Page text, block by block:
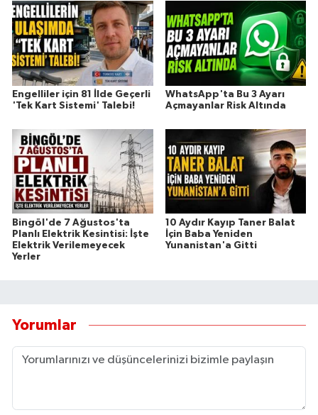
Engelliler için 81 İlde Geçerli
'Tek Kart Sistemi' Talebi!
WhatsApp'ta Bu 3 Ayarı
Açmayanlar Risk Altında
Bingöl'de 7 Ağustos'ta
Planlı Elektrik Kesintisi: İşte
Elektrik Verilemeyecek
Yerler
10 Aydır Kayıp Taner Balat
İçin Baba Yeniden
Yunanistan'a Gitti
Yorumlar